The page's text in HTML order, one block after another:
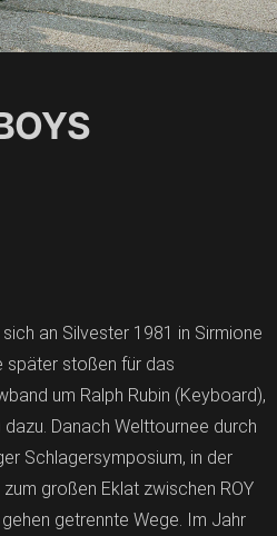
an Silvester 1981 in Sirmione
später stoßen für das
um Ralph Rubin (Keyboard),
Danach Welttournee durch
Schlagersymposium, in der
großen Eklat zwischen ROY
getrennte Wege. Im Jahr